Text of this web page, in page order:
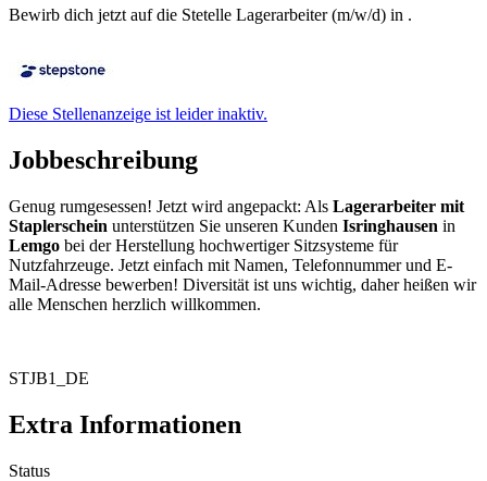
Bewirb dich jetzt auf die Stetelle Lagerarbeiter (m/w/d) in .
Diese Stellenanzeige ist leider inaktiv.
Jobbeschreibung
Genug rumgesessen! Jetzt wird angepackt: Als Lagerarbeiter mit
Staplerschein unterstützen Sie unseren Kunden Isringhausen in
Lemgo bei der Herstellung hochwertiger Sitzsysteme für
Nutzfahrzeuge. Jetzt einfach mit Namen, Telefonnummer und E-
Mail-Adresse bewerben! Diversität ist uns wichtig, daher heißen wir
alle Menschen herzlich willkommen.
STJB1_DE
Extra Informationen
Status